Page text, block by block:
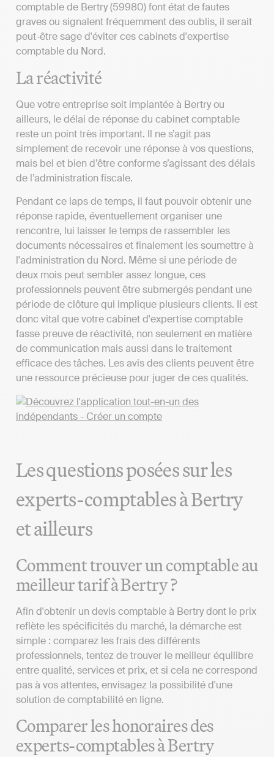
comptable de Bertry (59980) font état de fautes
graves ou signalent fréquemment des oublis, il serait
peut-être sage d'éviter ces cabinets d'expertise
comptable du Nord.
La réactivité
Que votre entreprise soit implantée à Bertry ou
ailleurs, le délai de réponse du cabinet comptable
reste un point très important. Il ne s’agit pas
simplement de recevoir une réponse à vos questions,
mais bel et bien d’être conforme s’agissant des délais
de l’administration fiscale.
Pendant ce laps de temps, il faut pouvoir obtenir une
réponse rapide, éventuellement organiser une
rencontre, lui laisser le temps de rassembler les
documents nécessaires et finalement les soumettre à
l'administration du Nord. Même si une période de
deux mois peut sembler assez longue, ces
professionnels peuvent être submergés pendant une
période de clôture qui implique plusieurs clients. Il est
donc vital que votre cabinet d'expertise comptable
fasse preuve de réactivité, non seulement en matière
de communication mais aussi dans le traitement
efficace des tâches. Les avis des clients peuvent être
une ressource précieuse pour juger de ces qualités.
Les questions posées sur les
experts-comptables à Bertry
et ailleurs
Comment trouver un comptable au
meilleur tarif à Bertry ?
Afin d'obtenir un devis comptable à Bertry dont le prix
reflète les spécificités du marché, la démarche est
simple : comparez les frais des différents
professionnels, tentez de trouver le meilleur équilibre
entre qualité, services et prix, et si cela ne correspond
pas à vos attentes, envisagez la possibilité d'une
solution de comptabilité en ligne.
Comparer les honoraires des
experts-comptables à Bertry